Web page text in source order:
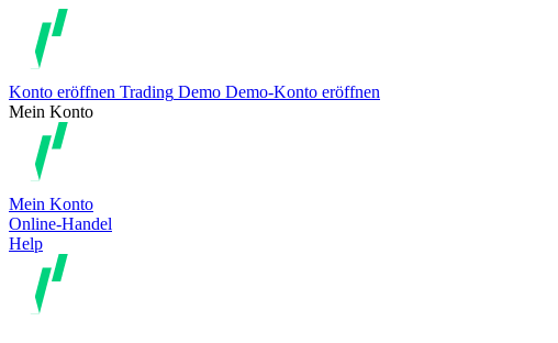
Konto eröffnen Trading Demo Demo-Konto eröffnen
Mein Konto
Mein Konto
Online-Handel
Help